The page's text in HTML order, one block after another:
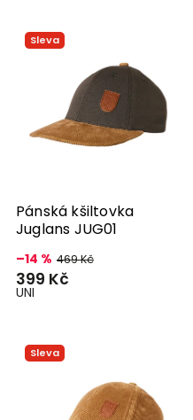
Abecedně
Sleva
Pánská kšiltovka
Juglans JUG01
–14 % 469 Kč
399 Kč
UNI
Sleva